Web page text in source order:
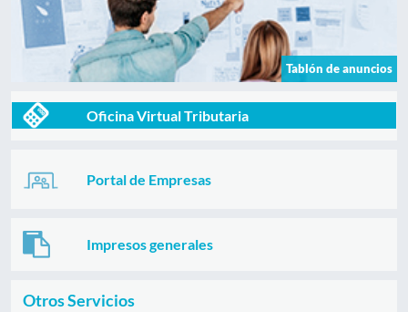
Tablón de anuncios
Oficina Virtual Tributaria
Portal de Empresas
Impresos generales
Otros Servicios